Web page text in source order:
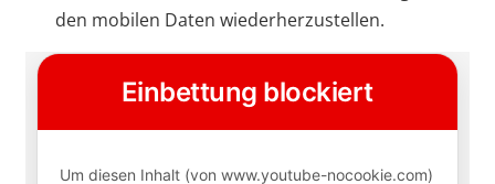
den mobilen Daten wiederherzustellen.